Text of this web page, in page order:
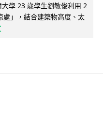
大學 23 歲學生劉敏俊利用 2
」，結合建築物高度、太